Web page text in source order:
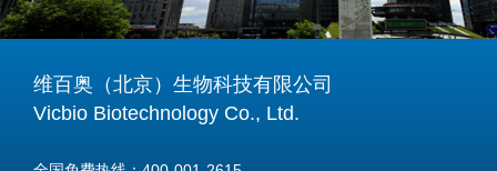
维百奥（北京）生物科技有限公司
Vicbio Biotechnology Co., Ltd.